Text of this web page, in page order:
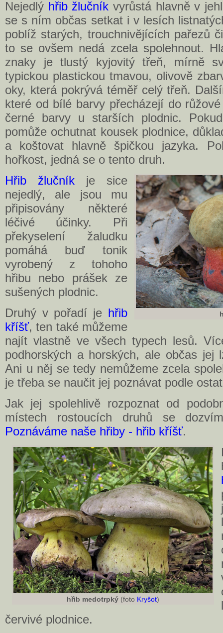
Nejedlý hřib žlučník vyrůstá hlavně v
se s ním občas setkat i v lesích
poblíž starých, trouchnivějících pařezů
to se ovšem nedá zcela spolehnout.
znaky je tlustý kyjovitý třeň, mírně
typickou plastickou tmavou, olivově
oky, která pokrývá téměř celý třeň.
které od bílé barvy přecházejí do
černé barvy u starších plodnic.
pomůže ochutnat kousek plodnice,
a koštovat hlavně špičkou jazyka.
hořkost, jedná se o tento druh.
Hřib žlučník je sice
nejedlý, ale jsou mu
připisovány některé
léčivé účinky. Při
překyselení žaludku
pomáhá buď tonik
vyrobený z tohoho
hřibu nebo prášek ze
sušených plodnic.
Druhý v pořadí je hřib
kříšť, ten také můžeme
najít vlastně ve všech typech lesů.
podhorských a horských, ale občas jej
Ani u něj se tedy nemůžeme zcela
je třeba se naučit jej poznávat podle
Jak jej spolehlivě rozpoznat od
místech rostoucích druhů se
Poznáváme naše hřiby - hřib kříšť.
hřib medotrpký (foto Kryšot)
červivé plodnice.